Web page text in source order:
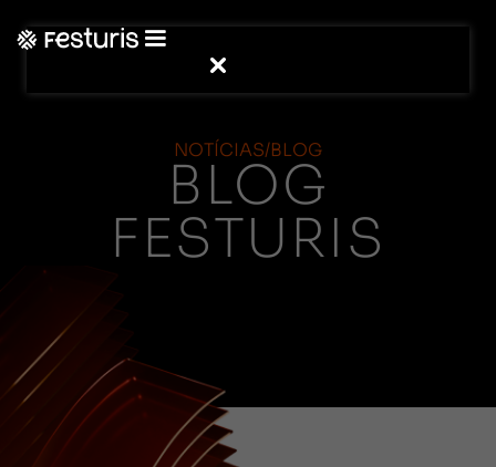
NOTÍCIAS/BLOG
BLOG
FESTURIS
(NOTICIAS)